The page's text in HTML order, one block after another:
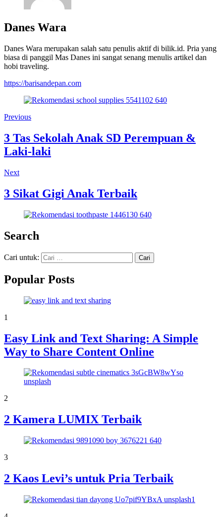
Danes Wara
Danes Wara merupakan salah satu penulis aktif di bilik.id. Pria yang
biasa di panggil Mas Danes ini sangat senang menulis artikel dan
hobi traveling.
https://barisandepan.com
Previous
3 Tas Sekolah Anak SD Perempuan &
Laki-laki
Next
3 Sikat Gigi Anak Terbaik
Search
Cari untuk:
Popular Posts
1
Easy Link and Text Sharing: A Simple
Way to Share Content Online
2
2 Kamera LUMIX Terbaik
3
2 Kaos Levi’s untuk Pria Terbaik